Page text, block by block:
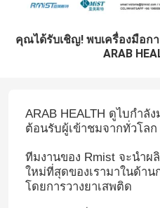
คุณได้รับเชิญ! พบเครื่องมือก
ARAB
ARAB HEALTH ดูไบกําลั
ต้อนรับผู้เข้าชมจากทั่วโลก
ทีมงานของ Rmist จะนํา
ใหม่ที่สุดของเรามาในด้าน
โดยการวางยาเสพติด